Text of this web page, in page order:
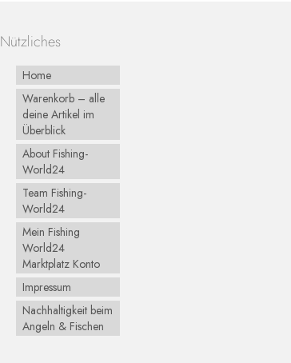
Nützliches
Home
Warenkorb – alle
deine Artikel im
Überblick
About Fishing-
World24
Team Fishing-
World24
Mein Fishing
World24
Marktplatz Konto
Impressum
Nachhaltigkeit beim
Angeln & Fischen